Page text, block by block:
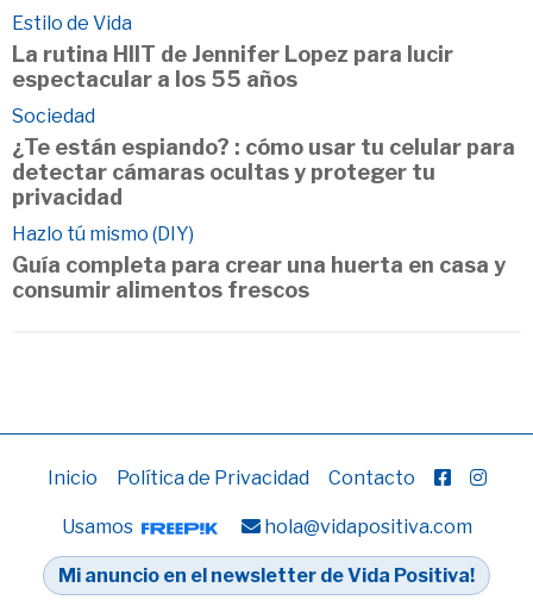
Estilo de Vida
La rutina HIIT de Jennifer Lopez para lucir
espectacular a los 55 años
Sociedad
¿Te están espiando? : cómo usar tu celular para
detectar cámaras ocultas y proteger tu
privacidad
Hazlo tú mismo (DIY)
Guía completa para crear una huerta en casa y
consumir alimentos frescos
Inicio Política de Privacidad Contacto
Usamos hola@vidapositiva.com
Mi anuncio en el newsletter de Vida Positiva!